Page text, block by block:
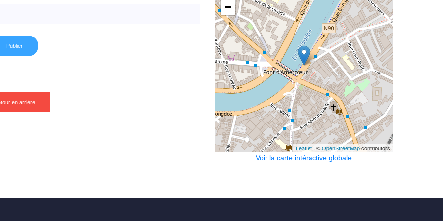
en arrière
−
Leaflet | ©OpenStreetMapcontributors
Voir la carte intéractive globale